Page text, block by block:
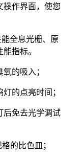
操作界面，使您
全息光栅、原
指标。
的吸入；
的点亮时间；
后免去光学调试
的比色皿；